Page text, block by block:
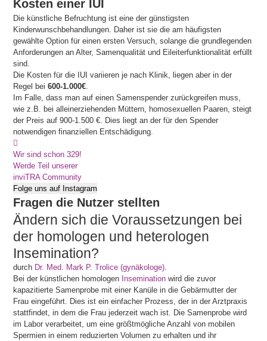
Kosten einer IUI
Die künstliche Befruchtung ist eine der günstigsten
Kinderwunschbehandlungen. Daher ist sie die am häufigsten
gewählte Option für einen ersten Versuch, solange die grundlegenden
Anforderungen an Alter, Samenqualität und Eileiterfunktionalität erfüllt
sind.
Die Kosten für die IUI variieren je nach Klinik, liegen aber in der
Regel bei600-1.000€.
Im Falle, dass man auf einen Samenspender zurückgreifen muss,
wie z.B. bei alleinerziehenden Müttern, homosexuellen Paaren, steigt
der Preis auf 900-1.500 €. Dies liegt an der für den Spender
notwendigen finanziellen Entschädigung.
Wir sind schon 329!
Werde Teil unserer
inviTRA Community
Folge uns auf Instagram
Fragen die Nutzer stellten
Ändern sich die Voraussetzungen bei
der homologen und heterologen
Insemination?
durch Dr. Med. Mark P. Trolice (gynäkologe).
Bei der künstlichen homologen Insemination wird die zuvor
kapazitierte Samenprobe mit einer Kanüle in die Gebärmutter der
Frau eingeführt. Dies ist ein einfacher Prozess, der in der Arztpraxis
stattfindet, in dem die Frau jederzeit wach ist. Die Samenprobe wird
im Labor verarbeitet, um eine größtmögliche Anzahl von mobilen
Spermien in einem reduzierten Volumen zu erhalten und ihr